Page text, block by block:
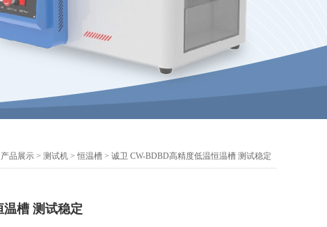
产品展示 > 测试机 >恒温槽 > 诚卫 CW-BDBD高精度低温恒温槽 测试稳定
槽 测试稳定